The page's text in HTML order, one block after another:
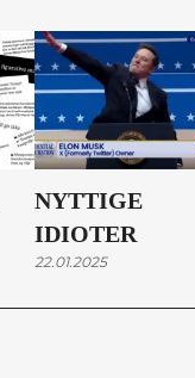
NYTTIGE
IDIOTER
22.01.2025